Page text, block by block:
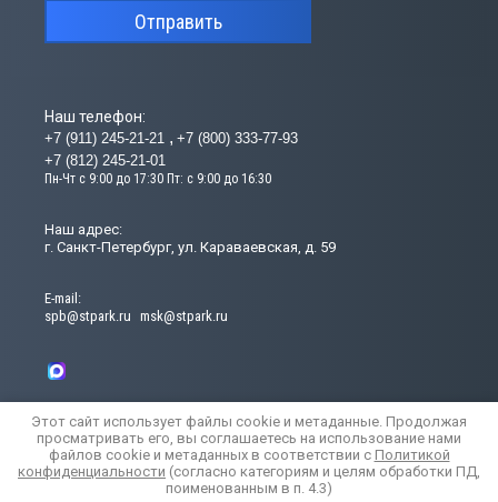
Наш телефон:
+7 (911) 245-21-21
+7 (800) 333-77-93
+7 (812) 245-21-01
Пн-Чт с 9:00 до 17:30 Пт: с 9:00 до 16:30
Наш адрес:
г. Санкт-Петербург, ул. Караваевская, д. 59
Е-mail:
spb@stpark.ru msk@stpark.ru
Отправить
© [2024] [StroyTehPark]
Этот сайт использует файлы cookie и метаданные. Продолжая
просматривать его, вы соглашаетесь на использование нами
файлов cookie и метаданных в соответствии с Политикой
конфиденциальности (согласно категориям и целям обработки ПД,
поименованным в п. 4.3)